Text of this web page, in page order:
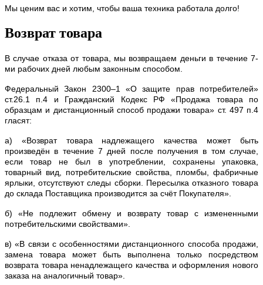
Мы ценим вас и хотим, чтобы ваша техника работала долго!
Возврат товара
В случае отказа от товара, мы возвращаем деньги в течение 7-
ми рабочих дней любым законным способом.
Федеральный Закон 2300–1 «О защите прав потребителей»
ст.26.1 п.4 и Гражданский Кодекс РФ «Продажа товара по
образцам и дистанционный способ продажи товара» ст. 497 п.4
гласят:
а) «Возврат товара надлежащего качества может быть
произведён в течение 7 дней после получения в том случае,
если товар не был в употреблении, сохранены упаковка,
товарный вид, потребительские свойства, пломбы, фабричные
ярлыки, отсутствуют следы сборки. Пересылка отказного товара
до склада Поставщика производится за счёт Покупателя».
б) «Не подлежит обмену и возврату товар с измененными
потребительскими свойствами».
в) «В связи с особенностями дистанционного способа продажи,
замена товара может быть выполнена только посредством
возврата товара ненадлежащего качества и оформления нового
заказа на аналогичный товар».